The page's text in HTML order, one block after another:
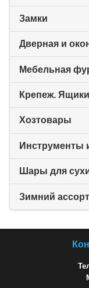
Замки
Дверная и
Мебельная
Крепеж.
Хозтовары
Инструменты
Шары для
Зимний